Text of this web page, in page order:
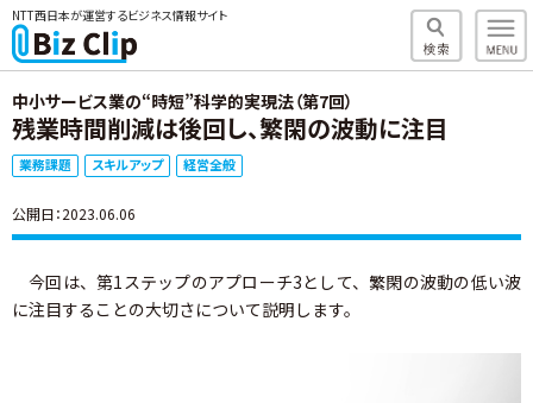
NTT西日本が運営するビジネス情報サイト
中小サービス業の“時短”科学的実現法（第7回）
残業時間削減は後回し、繁閑の波動に注目
業務課題 スキルアップ 経営全般
公開日：2023.06.06
今回は、第1ステップのアプローチ3として、繁閑の波動の低い波
に注目することの大切さについて説明します。